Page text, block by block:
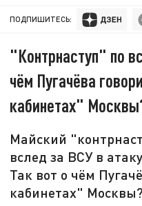
ПОДПИШИТЕСЬ:
"Контрнаступ" по
чём Пугачёва
кабинетах"
Майский
вслед за ВСУ в
Так вот о чём
кабинетах" Москвы?